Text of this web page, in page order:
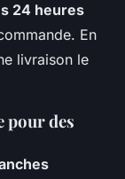
24 heures
En
livraison le
pour des